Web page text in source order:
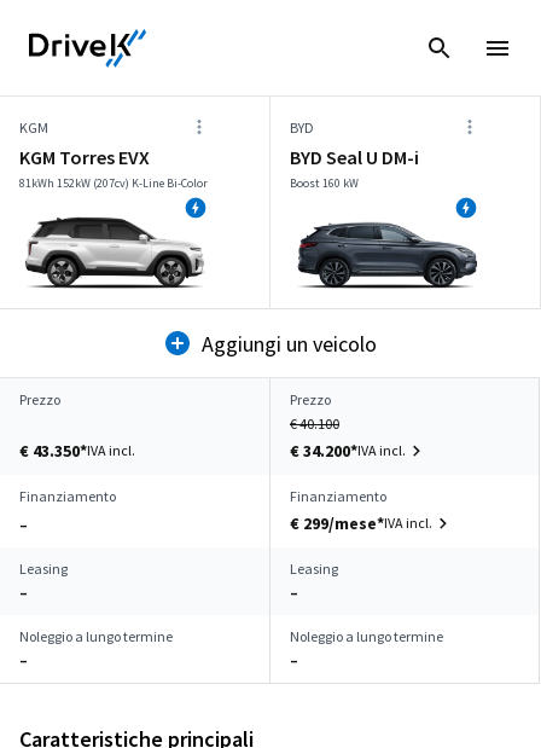
KGM
KGM Torres EVX
81kWh 152kW (207cv) K-Line Bi-Color
BYD
BYD Seal U DM-i
Boost 160 kW
Aggiungi un veicolo
Prezzo
€ 43.350*IVA incl.
Prezzo
€ 40.100
€ 34.200*IVA incl.
Finanziamento
–
Finanziamento
€ 299/mese*IVA incl.
Leasing
–
Leasing
–
Noleggio a lungo termine
–
Noleggio a lungo termine
–
Caratteristiche principali